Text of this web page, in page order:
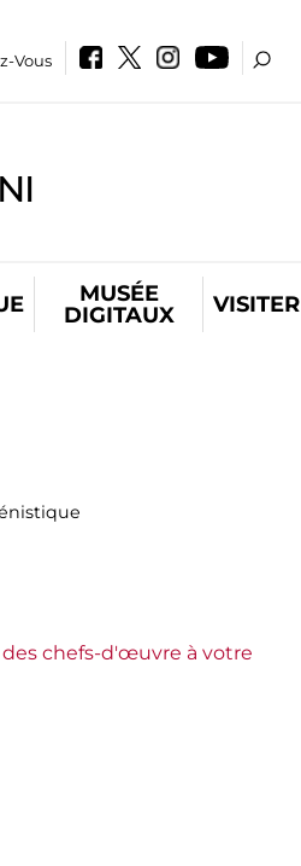
Vous
MUSÉE
DIGITAUX
VISITER
chefs-d'œuvre à votre